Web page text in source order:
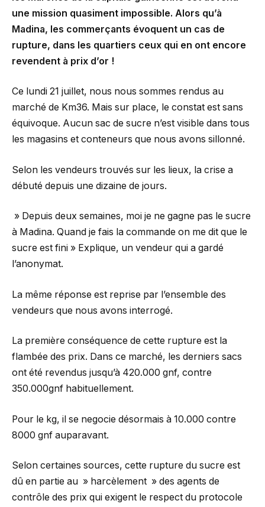
une mission quasiment impossible. Alors qu’à
Madina, les commerçants évoquent un cas de
rupture, dans les quartiers ceux qui en ont encore
revendent à prix d’or !
Ce lundi 21 juillet, nous nous sommes rendus au
marché de Km36. Mais sur place, le constat est sans
équivoque. Aucun sac de sucre n’est visible dans tous
les magasins et conteneurs que nous avons sillonné.
Selon les vendeurs trouvés sur les lieux, la crise a
débuté depuis une dizaine de jours.
» Depuis deux semaines, moi je ne gagne pas le sucre
à Madina. Quand je fais la commande on me dit que le
sucre est fini » Explique, un vendeur qui a gardé
l’anonymat.
La même réponse est reprise par l’ensemble des
vendeurs que nous avons interrogé.
La première conséquence de cette rupture est la
flambée des prix. Dans ce marché, les derniers sacs
ont été revendus jusqu’à 420.000 gnf, contre
350.000gnf habituellement.
Pour le kg, il se negocie désormais à 10.000 contre
8000 gnf auparavant.
Selon certaines sources, cette rupture du sucre est
dû en partie au » harcèlement » des agents de
contrôle des prix qui exigent le respect du protocole